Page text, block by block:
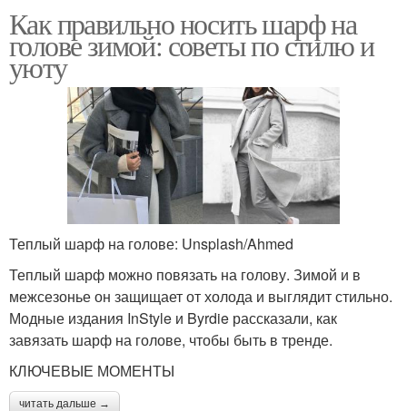
Как правильно носить шарф на
голове зимой: советы по стилю и
уюту
Теплый шарф на голове: Unsplash/Ahmed
Теплый шарф можно повязать на голову. Зимой и в
межсезонье он защищает от холода и выглядит стильно.
Модные издания InStyle и Byrdie рассказали, как
завязать шарф на голове, чтобы быть в тренде.
КЛЮЧЕВЫЕ МОМЕНТЫ
читать дальше →